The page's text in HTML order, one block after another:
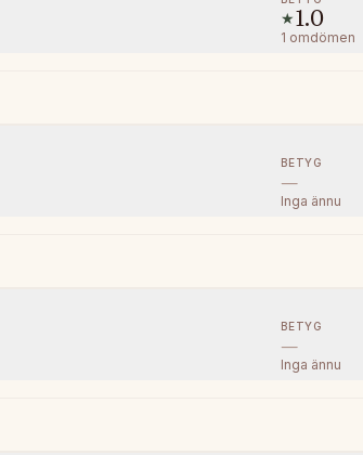
★1.0
1 omdömen
BETYG
—
Inga ännu
BETYG
—
Inga ännu